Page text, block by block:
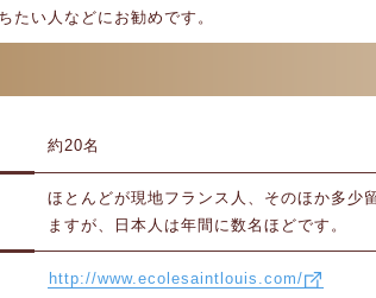
たい人などにお勧めです。
約20名
ほとんどが現地フランス人、そのほか多少
ますが、日本人は年間に数名ほどです。
http://www.ecolesaintlouis.com/